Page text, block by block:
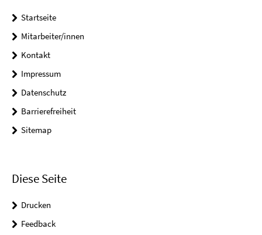
Startseite
Mitarbeiter/innen
Kontakt
Impressum
Datenschutz
Barrierefreiheit
Sitemap
Diese Seite
Drucken
Feedback